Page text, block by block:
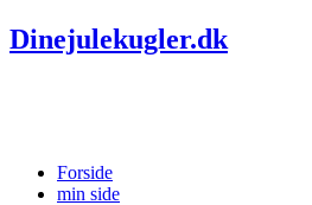
Dinejulekugler.dk
Forside
min side